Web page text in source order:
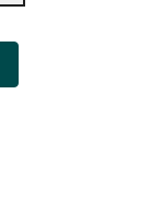
Szukaj